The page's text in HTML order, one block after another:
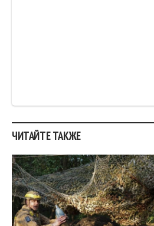
ЧИТАЙТЕ ТАКЖЕ